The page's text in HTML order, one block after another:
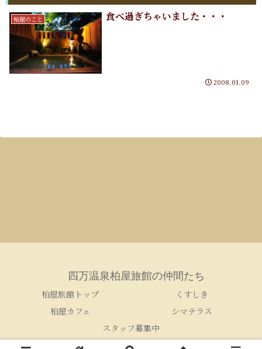
柏屋のこと 食べ過ぎちゃいました・・・
2008.01.09
四万温泉柏屋旅館の仲間たち
柏屋旅館トップ
くすしき
柏屋カフェ
シマテラス
スタッフ募集中